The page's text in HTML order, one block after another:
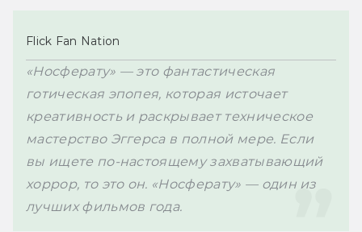
Flick Fan Nation
«Носферату» — это фантастическая
готическая эпопея, которая источает
креативность и раскрывает техническое
мастерство Эггерса в полной мере. Если
вы ищете по-настоящему захватывающий
хоррор, то это он. «Носферату» — один из
лучших фильмов года.